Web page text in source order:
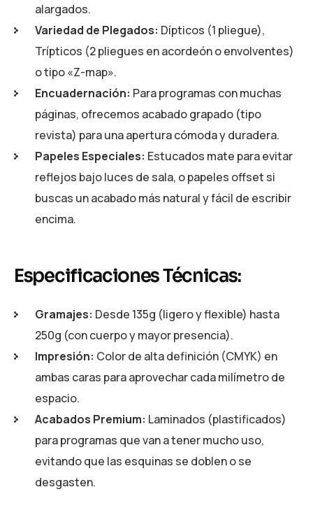
alargados.
Variedad de Plegados: Dípticos (1 pliegue),
Trípticos (2 pliegues en acordeón o envolventes)
o tipo «Z-map».
Encuadernación: Para programas con muchas
páginas, ofrecemos acabado grapado (tipo
revista) para una apertura cómoda y duradera.
Papeles Especiales: Estucados mate para evitar
reflejos bajo luces de sala, o papeles offset si
buscas un acabado más natural y fácil de escribir
encima.
Especificaciones Técnicas:
Gramajes: Desde 135g (ligero y flexible) hasta
250g (con cuerpo y mayor presencia).
Impresión: Color de alta definición (CMYK) en
ambas caras para aprovechar cada milímetro de
espacio.
Acabados Premium: Laminados (plastificados)
para programas que van a tener mucho uso,
evitando que las esquinas se doblen o se
desgasten.